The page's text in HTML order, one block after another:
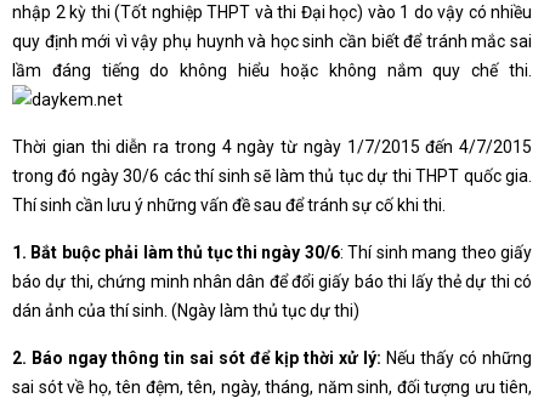
nhập 2 kỳ thi (Tốt nghiệp THPT và thi Đại học) vào 1 do vậy có nhiều
quy định mới vì vậy phụ huynh và học sinh cần biết để tránh mắc sai
lầm đáng tiếng do không hiểu hoặc không nắm quy chế thi.
Thời gian thi diễn ra trong 4 ngày từ ngày 1/7/2015 đến 4/7/2015
trong đó ngày 30/6 các thí sinh sẽ làm thủ tục dự thi THPT quốc gia.
Thí sinh cần lưu ý những vấn đề sau để tránh sự cố khi thi.
1. Bắt buộc phải làm thủ tục thi ngày 30/6: Thí sinh mang theo giấy
báo dự thi, chứng minh nhân dân để đổi giấy báo thi lấy thẻ dự thi có
dán ảnh của thí sinh. (Ngày làm thủ tục dự thi)
2. Báo ngay thông tin sai sót để kịp thời xử lý: Nếu thấy có những
sai sót về họ, tên đệm, tên, ngày, tháng, năm sinh, đối tượng ưu tiên,